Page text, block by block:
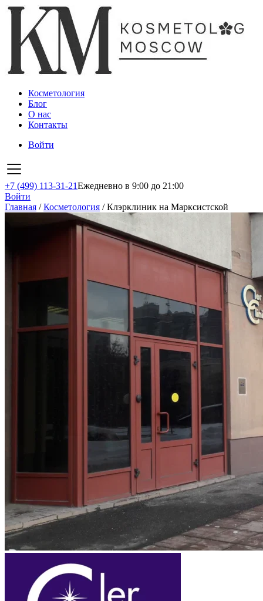
Косметология
Блог
О нас
Контакты
Войти
+7 (499) 113-31-21Ежедневно в 9:00 до 21:00
Войти
Главная /Косметология /Клэрклиник на Марксистской